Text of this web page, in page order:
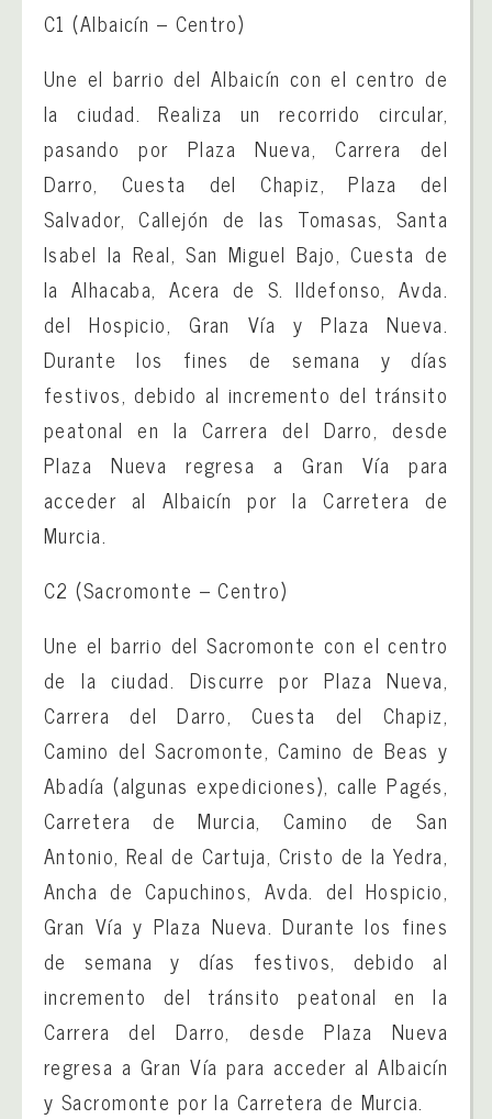
C1 (Albaicín – Centro)
Une el barrio del Albaicín con el centro de
la ciudad. Realiza un recorrido circular,
pasando por Plaza Nueva, Carrera del
Darro, Cuesta del Chapiz, Plaza del
Salvador, Callejón de las Tomasas, Santa
Isabel la Real, San Miguel Bajo, Cuesta de
la Alhacaba, Acera de S. Ildefonso, Avda.
del Hospicio, Gran Vía y Plaza Nueva.
Durante los fines de semana y días
festivos, debido al incremento del tránsito
peatonal en la Carrera del Darro, desde
Plaza Nueva regresa a Gran Vía para
acceder al Albaicín por la Carretera de
Murcia.
C2 (Sacromonte – Centro)
Une el barrio del Sacromonte con el centro
de la ciudad. Discurre por Plaza Nueva,
Carrera del Darro, Cuesta del Chapiz,
Camino del Sacromonte, Camino de Beas y
Abadía (algunas expediciones), calle Pagés,
Carretera de Murcia, Camino de San
Antonio, Real de Cartuja, Cristo de la Yedra,
Ancha de Capuchinos, Avda. del Hospicio,
Gran Vía y Plaza Nueva. Durante los fines
de semana y días festivos, debido al
incremento del tránsito peatonal en la
Carrera del Darro, desde Plaza Nueva
regresa a Gran Vía para acceder al Albaicín
y Sacromonte por la Carretera de Murcia.